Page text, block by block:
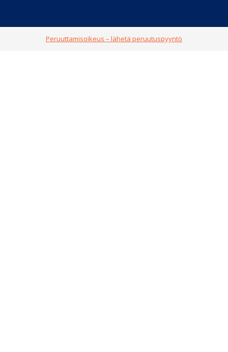
Peruuttamisoikeus – lähetä peruutuspyyntö